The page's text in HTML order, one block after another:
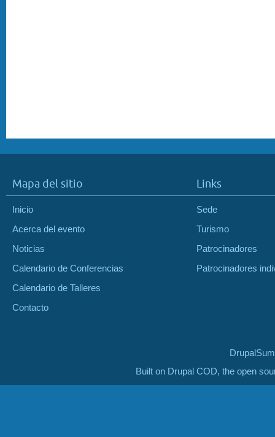
Mapa del sitio
Inicio
Acerca del evento
Noticias
Calendario de Conferencias
Calendario de Talleres
Contacto
Links
Sede
Turismo
Patrocinadores
Patrocinadores
Built on Drupal COD, the open